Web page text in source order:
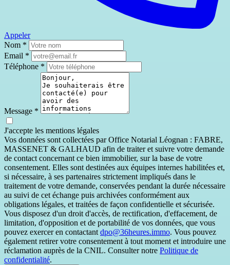
Appeler
Nom *
Email *
Téléphone *
Message *
J'accepte les mentions légales
Vos données sont collectées par Office Notarial Léognan : FABRE,
MASSENET & GALHAUD afin de traiter et suivre votre demande
de contact concernant ce bien immobilier, sur la base de votre
consentement. Elles sont destinées aux équipes internes habilitées et,
si nécessaire, à ses partenaires strictement impliqués dans le
traitement de votre demande, conservées pendant la durée nécessaire
au suivi de cet échange puis archivées conformément aux
obligations légales, et traitées de façon confidentielle et sécurisée.
Vous disposez d'un droit d'accès, de rectification, d'effacement, de
limitation, d'opposition et de portabilité de vos données, que vous
pouvez exercer en contactant dpo@36heures.immo. Vous pouvez
également retirer votre consentement à tout moment et introduire une
réclamation auprès de la CNIL. Consulter notre Politique de
confidentialité.